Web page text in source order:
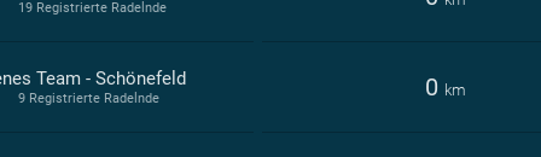
19 Registrierte Radelnde
Team - Schönefeld 0 km
9 Registrierte Radelnde